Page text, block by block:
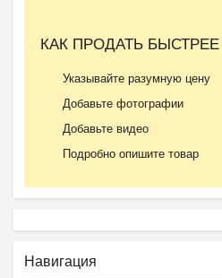
КАК ПРОДАТЬ БЫСТРЕЕ
Указывайте разумную цену
Добавьте фотографии
Добавьте видео
Подробно опишите товар
Навигация